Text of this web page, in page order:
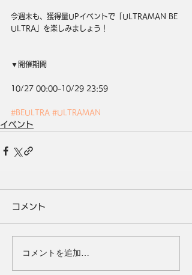
今週末も、獲得量UPイベントで「ULTRAMAN BE
ULTRA」を楽しみましょう！
▼開催期間
10/27 00:00~10/29 23:59
#BEULTRA #ULTRAMAN
イベント
コメント
コメントを追加…